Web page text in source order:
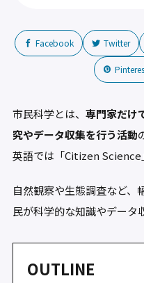
Facebook Twitter
市民科学とは、 専門家だけ
究やデータ収集を行う活動
英語では「Citizen Science
自然観察や生態調査など、
民が科学的な知識やデータ
OUTLINE